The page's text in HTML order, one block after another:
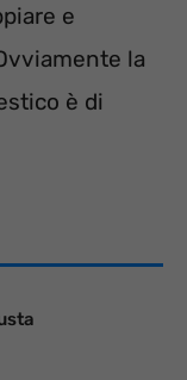
e
la
è di